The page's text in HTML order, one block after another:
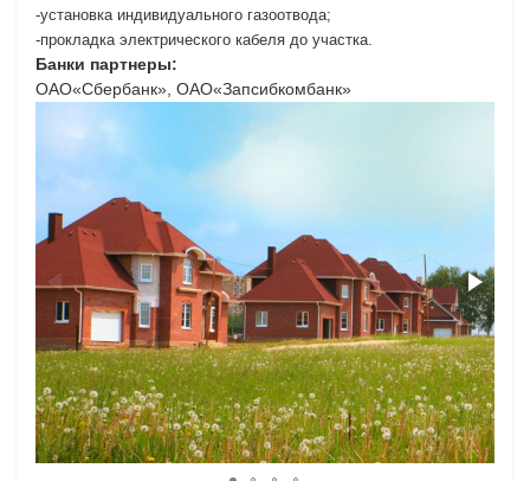
-установка индивидуального газоотвода;
-прокладка электрического кабеля до участка.
Банки партнеры:
ОАО«Сбербанк», ОАО«Запсибкомбанк»